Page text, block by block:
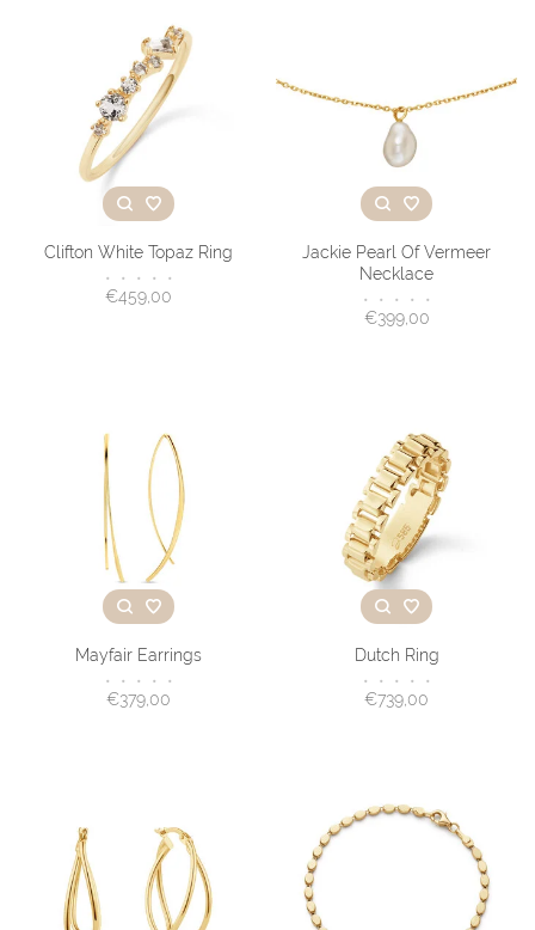
Clifton White Topaz Ring
• • • • •
€459,00
Jackie Pearl Of Vermeer
Necklace
• • • • •
€399,00
Mayfair Earrings
• • • • •
€379,00
Dutch Ring
• • • • •
€739,00